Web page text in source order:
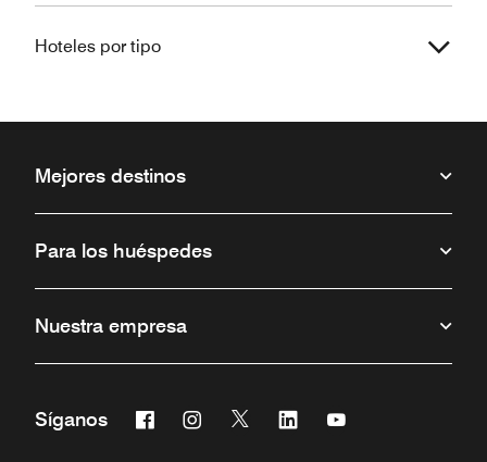
Hoteles por tipo
Mejores destinos
Para los huéspedes
Nuestra empresa
Síganos Facebook
Abre una ventana nueva
Instagram
Abre una ventana nueva
Twitter
Abre una ventana nueva
Linkedin
Abre una ventana nueva
Abre una ventana